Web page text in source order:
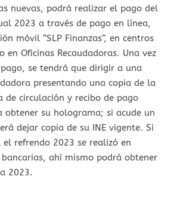
nuevas, podrá realizar el pago del
2023 a través de pago en línea,
móvil “SLP Finanzas”, en centros
en Oficinas Recaudadoras. Una vez
se tendrá que dirigir a una
presentando una copia de la
de circulación y recibo de pago
obtener su holograma; si acude un
dejar copia de su INE vigente. Si
refrendo 2023 se realizó en
ahí mismo podrá obtener
2023.